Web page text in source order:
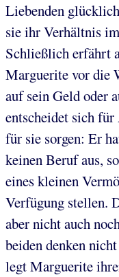
Liebenden
sie ihr Verhältnis
Schließlich erfährt
Marguerite vor die
auf sein Geld oder
entscheidet sich
für sie sorgen: Er
keinen Beruf aus,
eines kleinen
Verfügung stellen.
aber nicht auch
beiden denken
legt Marguerite